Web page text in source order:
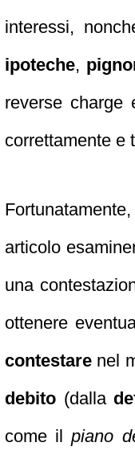
interessi,
ipoteche,
reverse charge
correttamente e
Fortunatamente,
articolo
una
ottenere
contestare nel
debito (dalla
come ilpiano